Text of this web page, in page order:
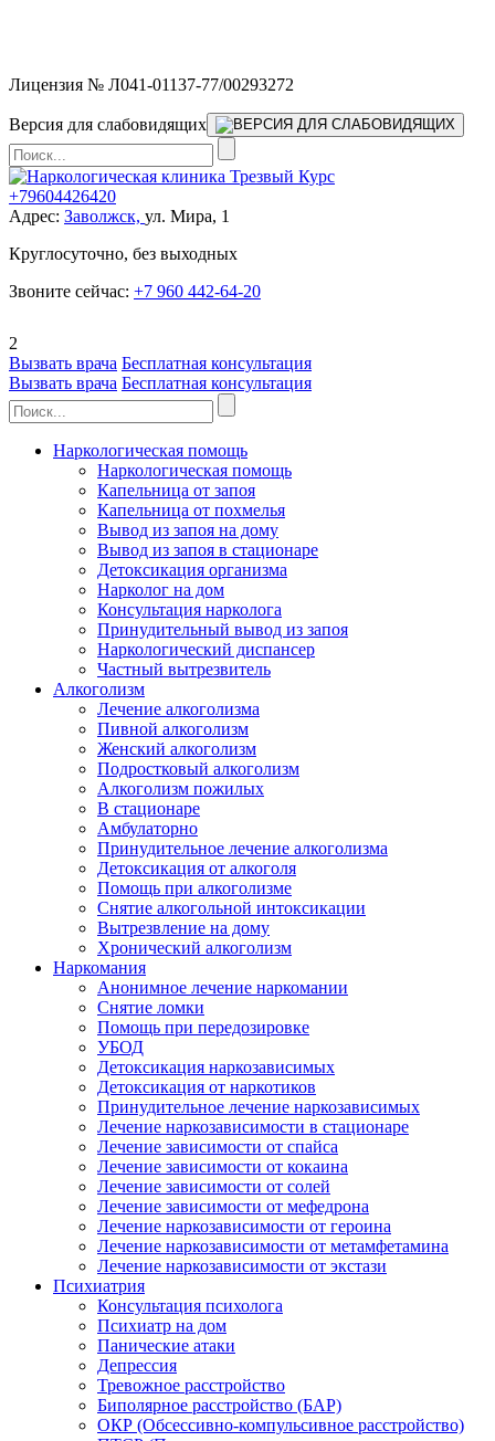
Лицензия № Л041-01137-77/00293272
Версия для слабовидящих
+79604426420
Адрес: Заволжск, ул. Мира, 1
Круглосуточно, без выходных
Звоните сейчас: +7 960 442-64-20
2
Вызвать врача Бесплатная консультация
Вызвать врача Бесплатная консультация
Наркологическая помощь
Наркологическая помощь
Капельница от запоя
Капельница от похмелья
Вывод из запоя на дому
Вывод из запоя в стационаре
Детоксикация организма
Нарколог на дом
Консультация нарколога
Принудительный вывод из запоя
Наркологический диспансер
Частный вытрезвитель
Алкоголизм
Лечение алкоголизма
Пивной алкоголизм
Женский алкоголизм
Подростковый алкоголизм
Алкоголизм пожилых
В стационаре
Амбулаторно
Принудительное лечение алкоголизма
Детоксикация от алкоголя
Помощь при алкоголизме
Снятие алкогольной интоксикации
Вытрезвление на дому
Хронический алкоголизм
Наркомания
Анонимное лечение наркомании
Снятие ломки
Помощь при передозировке
УБОД
Детоксикация наркозависимых
Детоксикация от наркотиков
Принудительное лечение наркозависимых
Лечение наркозависимости в стационаре
Лечение зависимости от спайса
Лечение зависимости от кокаина
Лечение зависимости от солей
Лечение зависимости от мефедрона
Лечение наркозависимости от героина
Лечение наркозависимости от метамфетамина
Лечение наркозависимости от экстази
Психиатрия
Консультация психолога
Психиатр на дом
Панические атаки
Депрессия
Тревожное расстройство
Биполярное расстройство (БАР)
ОКР (Обсессивно-компульсивное расстройство)